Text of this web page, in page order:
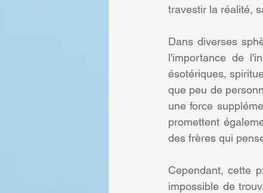
travestir la réalité,
Dans diverses
l'importance de
ésotériques,
que peu de
une force
promettent
des frères qui
Cependant, cette
impossible de